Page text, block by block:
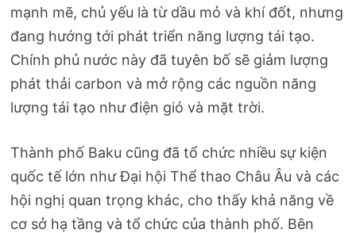
mạnh mẽ, chủ yếu là từ dầu mỏ và khí đốt, nhưng
đang hướng tới phát triển năng lượng tái tạo.
Chính phủ nước này đã tuyên bố sẽ giảm lượng
phát thải carbon và mở rộng các nguồn năng
lượng tái tạo như điện gió và mặt trời​.
Thành phố Baku cũng đã tổ chức nhiều sự kiện
quốc tế lớn như Đại hội Thể thao Châu Âu và các
hội nghị quan trọng khác, cho thấy khả năng về
cơ sở hạ tầng và tổ chức của thành phố. Bên